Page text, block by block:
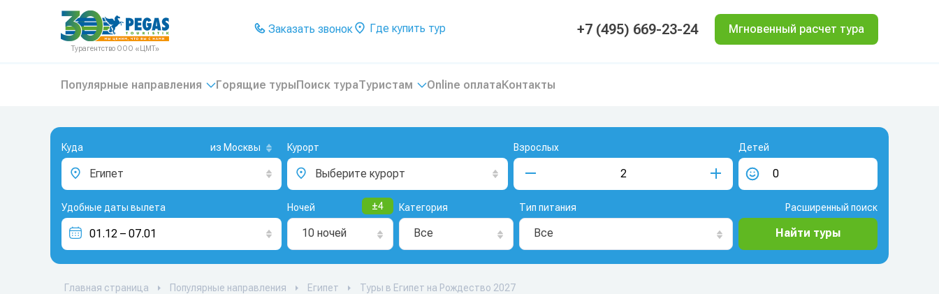
На главную
Турагентство ООО «ЦМТ»
Заказать звонок Где купить тур +7 (495) 669-23-24 Мгновенный расчет тура
Популярные направления Горящие турыПоиск тураТуристам Online оплатаКонтакты
Куда из Москвы
Египет
Курорт
Выберите курорт
Взрослых Детей
Удобные даты вылета Ночей ±4
10 ночей
Категория
Все
Тип питания
Все
Расширенный поиск
Найти туры
Главная страница Популярные направления Египет Туры в Египет на Рождество 2027